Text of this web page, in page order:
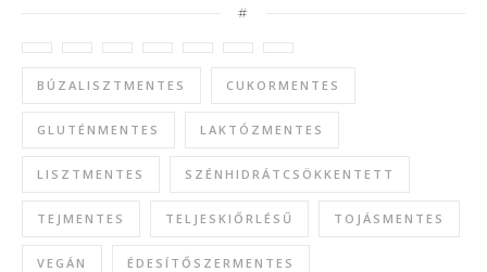
#
BÚZALISZTMENTES CUKORMENTES
GLUTÉNMENTES LAKTÓZMENTES
LISZTMENTES SZÉNHIDRÁTCSÖKKENTETT
TEJMENTES TELJESKIŐRLÉSŰ TOJÁSMENTES
VEGÁN ÉDESÍTŐSZERMENTES